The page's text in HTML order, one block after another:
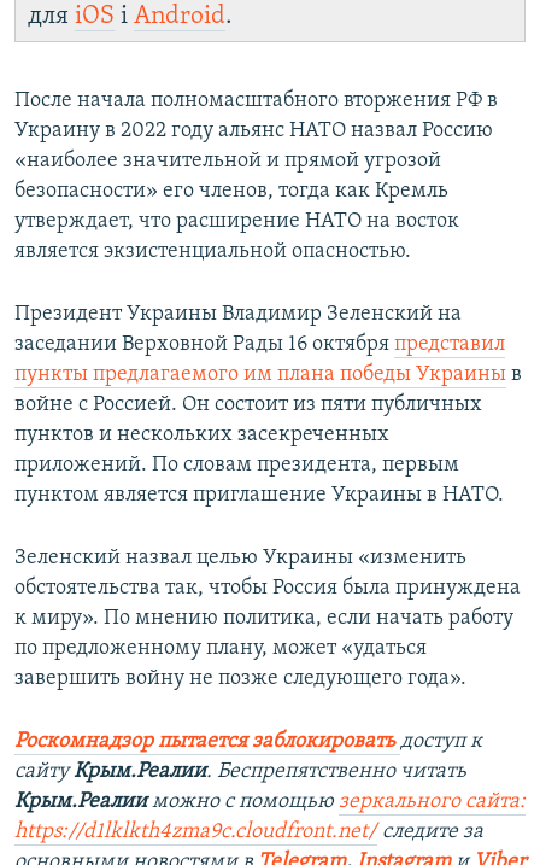
для iOS і Android.
После начала полномасштабного вторжения РФ в
Украину в 2022 году альянс НАТО назвал Россию
«наиболее значительной и прямой угрозой
безопасности» его членов, тогда как Кремль
утверждает, что расширение НАТО на восток
является экзистенциальной опасностью.
Президент Украины Владимир Зеленский на
заседании Верховной Рады 16 октября представил
пункты предлагаемого им плана победы Украины в
войне с Россией. Он состоит из пяти публичных
пунктов и нескольких засекреченных
приложений. По словам президента, первым
пунктом является приглашение Украины в НАТО.
Зеленский назвал целью Украины «изменить
обстоятельства так, чтобы Россия была принуждена
к миру». По мнению политика, если начать работу
по предложенному плану, может «удаться
завершить войну не позже следующего года».
Роскомнадзор пытается заблокировать доступ к
сайтуКрым.Реалии. Беспрепятственно читать
Крым.Реалииможно с помощью зеркального сайта:
https://d1lklkth4zma9c.cloudfront.net/ следите за